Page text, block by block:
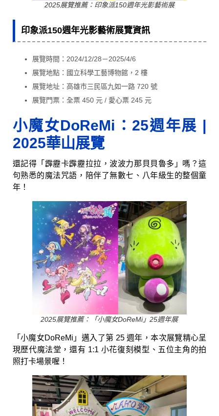
2025展覽推薦：印象派150週年光影藝術展
印象派150週年光影藝術展覽資訊
展覽時間：2024/12/28－2025/4/6
展覽地點：國立科學工藝博物館，2 樓
展覽地址：高雄市三民區九如一路 720 號
展覽門票：全票 450 元 / 愛心票 245 元
小魔女DoReMi：25週年展 |
2025華山展覽
還記得「霹靂卡霹靂拉拉，波波力那貝貝魯多」嗎？這
句熟悉的魔法咒語，陪伴了無數七、八年級生的整個童
年！
2025展覽推薦：「小魔女DoReMi」25週年展
「小魔女DoReMi」邁入了第 25 週年，本次展覽精心呈
現歷代魔法堂，還有 1:1 小花復刻模型、五位主角的拍
照打卡場景喔！